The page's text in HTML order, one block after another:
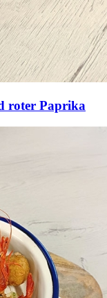
roter Paprika